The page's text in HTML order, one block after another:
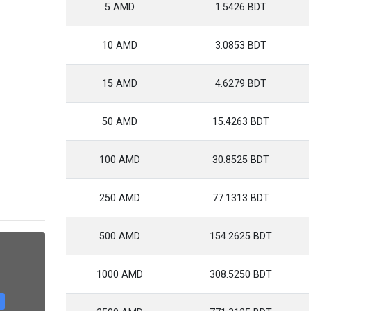
5 AMD 1.5426 BDT
10 AMD 3.0853 BDT
15 AMD 4.6279 BDT
50 AMD 15.4263 BDT
100 AMD 30.8525 BDT
250 AMD 77.1313 BDT
500 AMD 154.2625 BDT
1000 AMD 308.5250 BDT